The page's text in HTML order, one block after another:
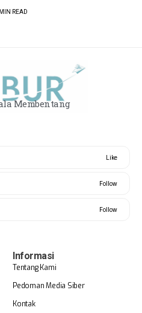
READ
Membentang
Like
Follow
Follow
Informasi
Tentang Kami
Pedoman Media Siber
Kontak